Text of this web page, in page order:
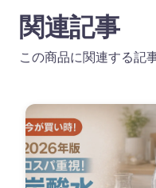
関連記事
この商品に関連する記